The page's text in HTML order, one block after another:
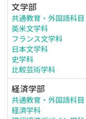
文学部
共通教育・外国語科目
英米文学科
フランス文学科
日本文学科
史学科
比較芸術学科
経済学部
共通教育・外国語科目
経済学科